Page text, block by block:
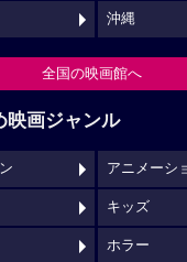
沖縄
全国の映画館へ
映画ジャンル
アニメーシ
キッズ
ホラー